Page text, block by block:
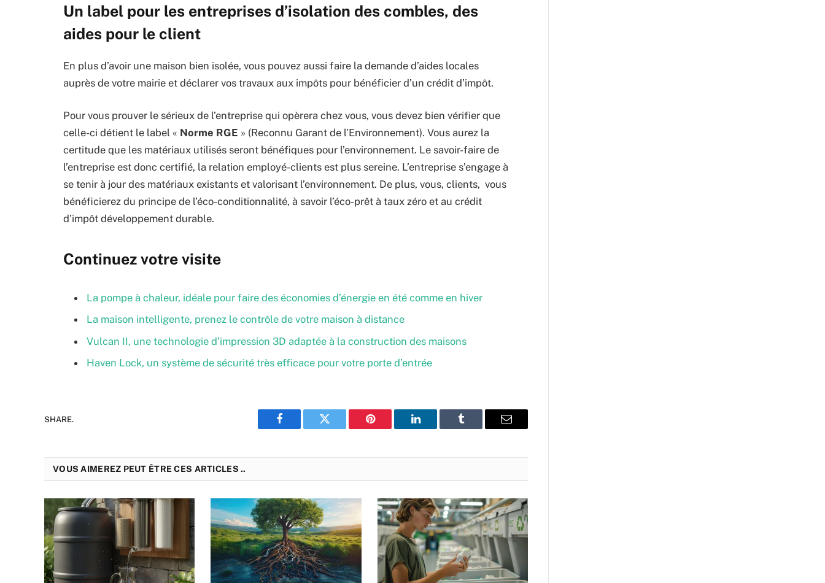
Un label pour les entreprises d’isolation des combles, des
aides pour le client
En plus d’avoir une maison bien isolée, vous pouvez aussi faire la demande d’aides locales
auprès de votre mairie et déclarer vos travaux aux impôts pour bénéficier d’un crédit d’impôt.
Pour vous prouver le sérieux de l’entreprise qui opèrera chez vous, vous devez bien vérifier que
celle-ci détient le label « Norme RGE » (Reconnu Garant de l’Environnement). Vous aurez la
certitude que les matériaux utilisés seront bénéfiques pour l’environnement. Le savoir-faire de
l’entreprise est donc certifié, la relation employé-clients est plus sereine. L’entreprise s’engage à
se tenir à jour des matériaux existants et valorisant l’environnement. De plus, vous, clients, vous
bénéficierez du principe de l’éco-conditionnalité, à savoir l’éco-prêt à taux zéro et au crédit
d’impôt développement durable.
Continuez votre visite
La pompe à chaleur, idéale pour faire des économies d’énergie en été comme en hiver
La maison intelligente, prenez le contrôle de votre maison à distance
Vulcan II, une technologie d’impression 3D adaptée à la construction des maisons
Haven Lock, un système de sécurité très efficace pour votre porte d’entrée
SHARE.
Facebook Twitter Pinterest LinkedIn Tumblr Email
VOUS AIMEREZ PEUT ÊTRE CES ARTICLES ..